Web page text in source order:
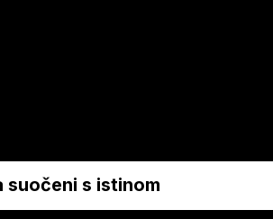
suočeni s istinom